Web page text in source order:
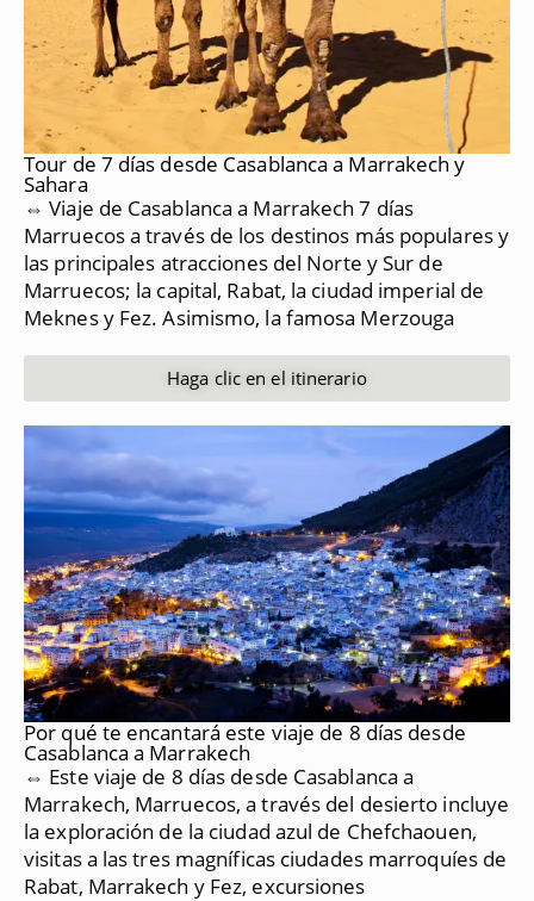
Tour de 7 días desde Casablanca a Marrakech y
Sahara
⇔ Viaje de Casablanca a Marrakech 7 días
Marruecos a través de los destinos más populares y
las principales atracciones del Norte y Sur de
Marruecos; la capital, Rabat, la ciudad imperial de
Meknes y Fez. Asimismo, la famosa Merzouga
Haga clic en el itinerario
Por qué te encantará este viaje de 8 días desde
Casablanca a Marrakech
⇔ Este viaje de 8 días desde Casablanca a
Marrakech, Marruecos, a través del desierto incluye
la exploración de la ciudad azul de Chefchaouen,
visitas a las tres magníficas ciudades marroquíes de
Rabat, Marrakech y Fez, excursiones